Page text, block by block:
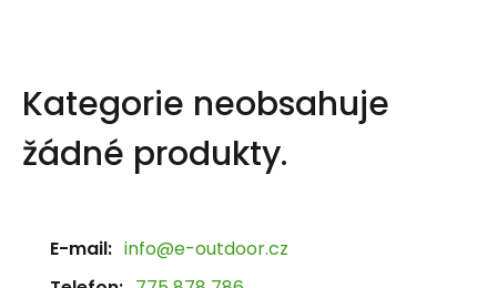
Kategorie neobsahuje
žádné produkty.
E-mail: info@e-outdoor.cz